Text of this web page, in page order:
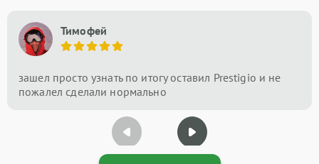
Тимофей
зашел просто узнать по итогу оставил Prestigio и не
пожалел сделали нормально